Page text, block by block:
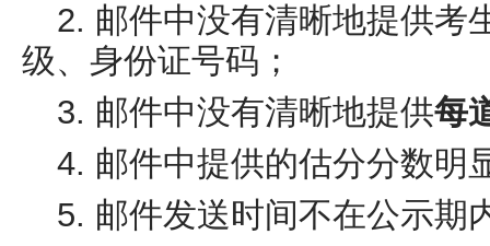
2. 邮件中没有清晰地提供考
级、身份证号码；
3. 邮件中没有清晰地提供每
4. 邮件中提供的估分分数明
5. 邮件发送时间不在公示期